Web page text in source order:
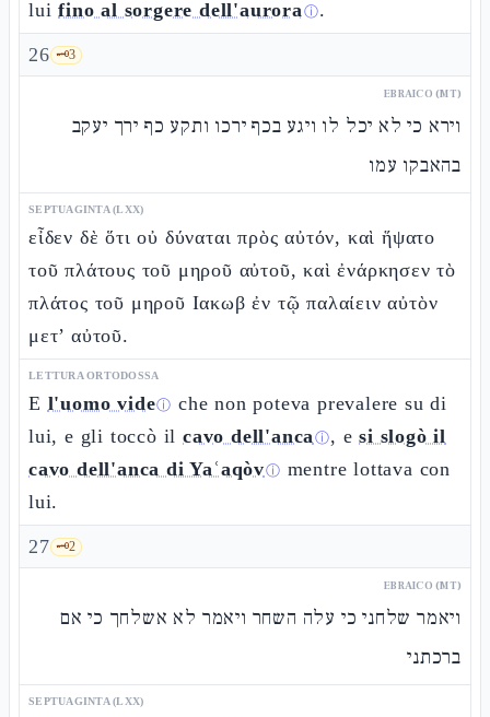
luifino al sorgere dell'auroraⓘ.
26 🗝️3
EBRAICO (MT)
וירא כי לא יכל לו ויגע בכף ירכו ותקע כף ירך יעקב
בהאבקו עמו
SEPTUAGINTA (LXX)
εἶδεν δὲ ὅτι οὐ δύναται πρὸς αὐτόν, καὶ ἥψατο
τοῦ πλάτους τοῦ μηροῦ αὐτοῦ, καὶ ἐνάρκησεν τὸ
πλάτος τοῦ μηροῦ Ιακωβ ἐν τῷ παλαίειν αὐτὸν
μετ’ αὐτοῦ.
LETTURA ORTODOSSA
E l'uomo videⓘ che non poteva prevalere su di
lui, e gli toccò ilcavo dell'ancaⓘ, esi slogò il
cavo dell'anca di Yaʿaqòvⓘ mentre lottava con
lui.
27 🗝️2
EBRAICO (MT)
ויאמר שלחני כי עלה השחר ויאמר לא אשלחך כי אם
ברכתני
SEPTUAGINTA (LXX)